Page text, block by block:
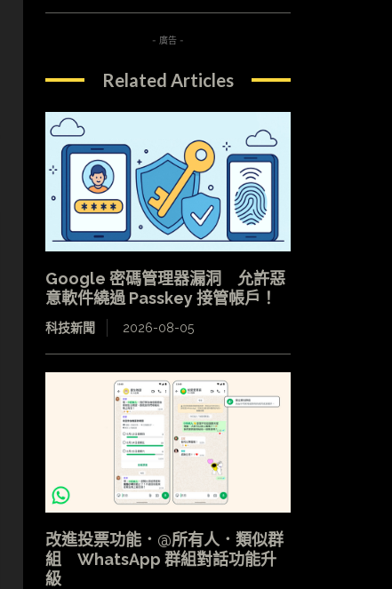
- 廣告 -
Related Articles
Google 密碼管理器漏洞 允許惡
意軟件繞過 Passkey 接管帳戶！
科技新聞 2026-08-05
改進投票功能．@所有人．類似群
組 WhatsApp 群組對話功能升
級